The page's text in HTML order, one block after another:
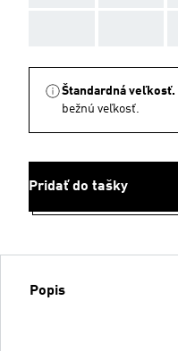
Štandardná veľkosť.
bežnú veľkosť.
Pridať do tašky
Popis